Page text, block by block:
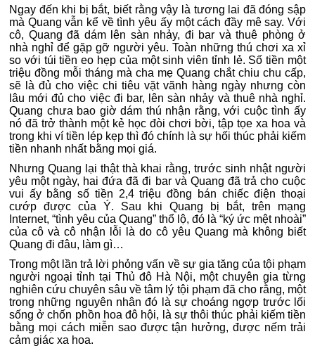
Ngay đến khi bị bắt, biết rằng vậy là tương lai đã đóng sập
mà Quang vẫn kể về tình yêu ấy một cách đầy mê say. Với
cô, Quang đã dám lên sàn nhảy, đi bar và thuê phòng ở
nhà nghỉ để gặp gỡ người yêu. Toàn những thú chơi xa xỉ
so với túi tiền eo hẹp của một sinh viên tỉnh lẻ. Số tiền một
triệu đồng mỗi tháng mà cha mẹ Quang chắt chiu chu cấp,
sẽ là đủ cho việc chi tiêu vặt vãnh hàng ngày nhưng còn
lâu mới đủ cho việc đi bar, lên sàn nhảy và thuê nhà nghỉ.
Quang chưa bao giờ dám thú nhận rằng, với cuộc tình ấy
nó đã trở thành một kẻ học đòi chơi bời, tập tọe xa hoa và
trong khi ví tiền lép kẹp thì đó chính là sự hối thúc phải kiếm
tiền nhanh nhất bằng mọi giá.
Nhưng Quang lại thật thà khai rằng, trước sinh nhật người
yêu một ngày, hai đứa đã đi bar và Quang đã trả cho cuộc
vui ấy bằng số tiền 2,4 triệu đồng bán chiếc điện thoại
cướp được của Ý. Sau khi Quang bị bắt, trên mạng
Internet, “tình yêu của Quang” thổ lộ, đó là “ký ức mệt nhoài”
của cô và cô nhận lỗi là do cô yêu Quang mà không biết
Quang đi đâu, làm gì…
Trong một lần trả lời phỏng vấn về sự gia tăng của tội phạm
người ngoại tỉnh tại Thủ đô Hà Nội, một chuyên gia từng
nghiên cứu chuyên sâu về tâm lý tội phạm đã cho rằng, một
trong những nguyên nhân đó là sự choáng ngợp trước lối
sống ở chốn phồn hoa đô hội, là sự thôi thúc phải kiếm tiền
bằng mọi cách miễn sao được tận hưởng, được nếm trải
cảm giác xa hoa.